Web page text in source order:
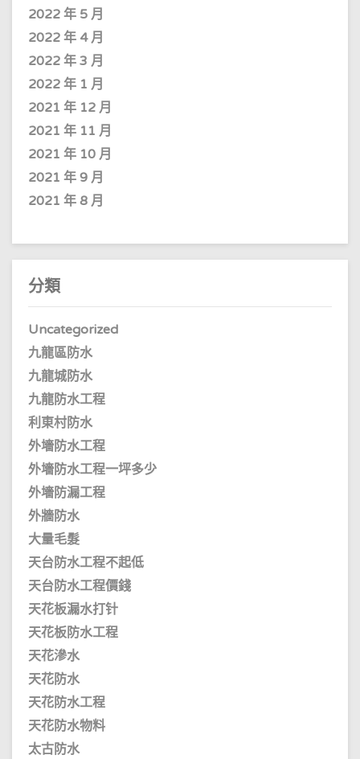
2022 年 5 月
2022 年 4 月
2022 年 3 月
2022 年 1 月
2021 年 12 月
2021 年 11 月
2021 年 10 月
2021 年 9 月
2021 年 8 月
分類
Uncategorized
九龍區防水
九龍城防水
九龍防水工程
利東村防水
外墻防水工程
外墻防水工程一坪多少
外墻防漏工程
外牆防水
大量毛髮
天台防水工程不起低
天台防水工程價錢
天花板漏水打针
天花板防水工程
天花滲水
天花防水
天花防水工程
天花防水物料
太古防水